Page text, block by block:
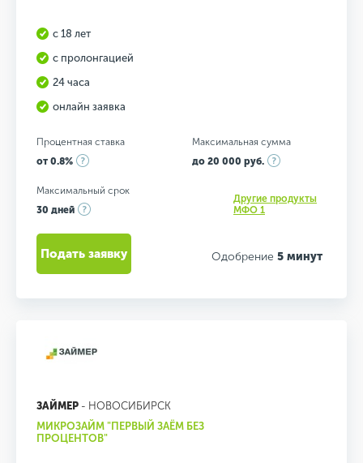
с 18 лет
с пролонгацией
24 часа
онлайн заявка
Процентная ставка
от 0.8%
Максимальная сумма
до 20 000 руб.
Максимальный срок
30 дней
Другие продукты
МФО 1
Одобрение 5 минут
Подать заявку
ЗАЙМЕР - НОВОСИБИРСК
МИКРОЗАЙМ "ПЕРВЫЙ ЗАЁМ БЕЗ
ПРОЦЕНТОВ"